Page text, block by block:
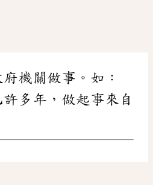
機關做事。如：
許多年，做起事來自